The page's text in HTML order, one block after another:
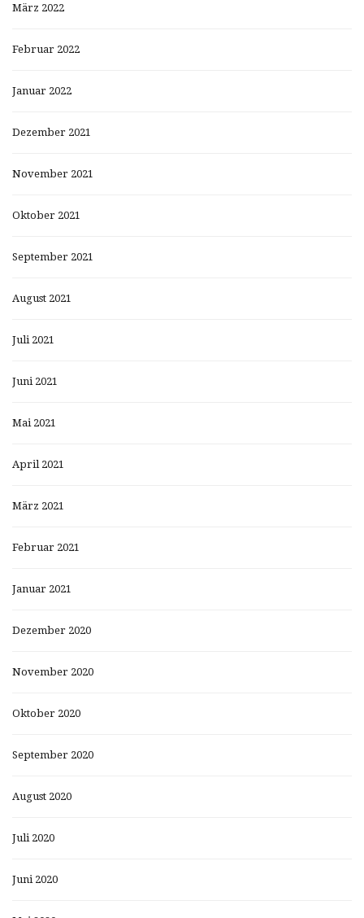
März 2022
Februar 2022
Januar 2022
Dezember 2021
November 2021
Oktober 2021
September 2021
August 2021
Juli 2021
Juni 2021
Mai 2021
April 2021
März 2021
Februar 2021
Januar 2021
Dezember 2020
November 2020
Oktober 2020
September 2020
August 2020
Juli 2020
Juni 2020